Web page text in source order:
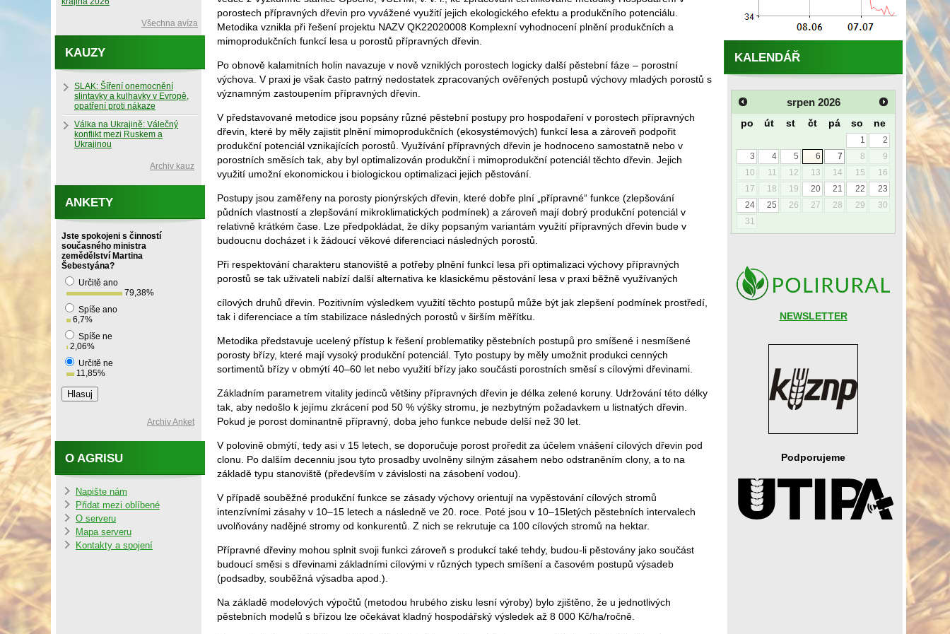
porostech přípravných dřevin pro vyvážené využití jejich ekologického efektu a produkčního potenciálu.
Metodika vznikla při řešení projektu NAZV QK22020008 Komplexní vyhodnocení plnění produkčních a
mimoprodukčních funkcí lesa u porostů přípravných dřevin.
Po obnově kalamitních holin navazuje v nově vzniklých porostech logicky další pěstební fáze – porostní
výchova. V praxi je však často patrný nedostatek zpracovaných ověřených postupů výchovy mladých porostů s
významným zastoupením přípravných dřevin.
V představované metodice jsou popsány různé pěstební postupy pro hospodaření v porostech přípravných
dřevin, které by měly zajistit plnění mimoprodukčních (ekosystémových) funkcí lesa a zároveň podpořit
produkční potenciál vznikajících porostů. Využívání přípravných dřevin je hodnoceno samostatně nebo v
porostních směsích tak, aby byl optimalizován produkční i mimoprodukční potenciál těchto dřevin. Jejich
využití umožní ekonomickou i biologickou optimalizaci jejich pěstování.
Postupy jsou zaměřeny na porosty pionýrských dřevin, které dobře plní „přípravné“ funkce (zlepšování
půdních vlastností a zlepšování mikroklimatických podmínek) a zároveň mají dobrý produkční potenciál v
relativně krátkém čase. Lze předpokládat, že díky popsaným variantám využití přípravných dřevin bude v
budoucnu docházet i k žádoucí věkové diferenciaci následných porostů.
Při respektování charakteru stanoviště a potřeby plnění funkcí lesa při optimalizaci výchovy přípravných
porostů se tak uživateli nabízí další alternativa ke klasickému pěstování lesa v praxi běžně využívaných
cílových druhů dřevin. Pozitivním výsledkem využití těchto postupů může být jak zlepšení podmínek prostředí,
tak i diferenciace a tím stabilizace následných porostů v širším měřítku.
Metodika představuje ucelený přístup k řešení problematiky pěstebních postupů pro smíšené i nesmíšené
porosty břízy, které mají vysoký produkční potenciál. Tyto postupy by měly umožnit produkci cenných
sortimentů břízy v obmýtí 40–60 let nebo využití břízy jako součásti porostních směsí s cílovými dřevinami.
Základním parametrem vitality jedinců většiny přípravných dřevin je délka zelené koruny. Udržování této délky
tak, aby nedošlo k jejímu zkrácení pod 50 % výšky stromu, je nezbytným požadavkem u listnatých dřevin.
Pokud je porost dominantně přípravný, doba jeho funkce nebude delší než 30 let.
V polovině obmýtí, tedy asi v 15 letech, se doporučuje porost proředit za účelem vnášení cílových dřevin pod
clonu. Po dalším decenniu jsou tyto prosadby uvolněny silným zásahem nebo odstraněním clony, a to na
základě typu stanoviště (především v závislosti na zásobení vodou).
V případě souběžné produkční funkce se zásady výchovy orientují na vypěstování cílových stromů
intenzívními zásahy v 10–15 letech a následně ve 20. roce. Poté jsou v 10–15letých pěstebních intervalech
uvolňovány nadějné stromy od konkurentů. Z nich se rekrutuje ca 100 cílových stromů na hektar.
Přípravné dřeviny mohou splnit svoji funkci zároveň s produkcí také tehdy, budou-li pěstovány jako součást
budoucí směsi s dřevinami základními cílovými v různých typech smíšení a časovém postupů výsadeb
(podsadby, souběžná výsadba apod.).
Na základě modelových výpočtů (metodou hrubého zisku lesní výroby) bylo zjištěno, že u jednotlivých
pěstebních modelů s břízou lze očekávat kladný hospodářský výsledek až 8 000 Kč/ha/ročně.
KALENDÁŘ
srpen 2026
po út st čt pá so ne
1
2
3
4 5 6 7 8
9
10
11 12 13 14 15
16
17
18 19 20 21 22
23
24
25 26 27 28 29
30
31
NEWSLETTER
Podporujeme
Všechna avíza
KAUZY
SLAK: Šíření onemocnění
slintavky a kulhavky v Evropě,
opatření proti nákaze
Válka na Ukrajině: Válečný
konflikt mezi Ruskem a
Ukrajinou
Archiv kauz
ANKETY
Jste spokojeni s činností
současného ministra
zemědělství Martina
Šebestyána?
Určitě ano
79,38%
Spíše ano
6,7%
Spíše ne
2,06%
Určitě ne
11,85%
Archiv Anket
O AGRISU
Napište nám
Přidat mezi oblíbené
O serveru
Mapa serveru
Kontakty a spojení